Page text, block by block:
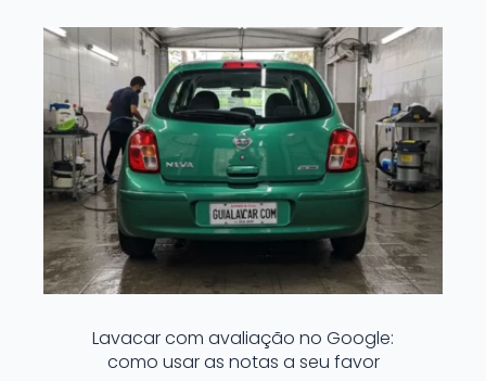
Lavacar com avaliação no Google:
como usar as notas a seu favor